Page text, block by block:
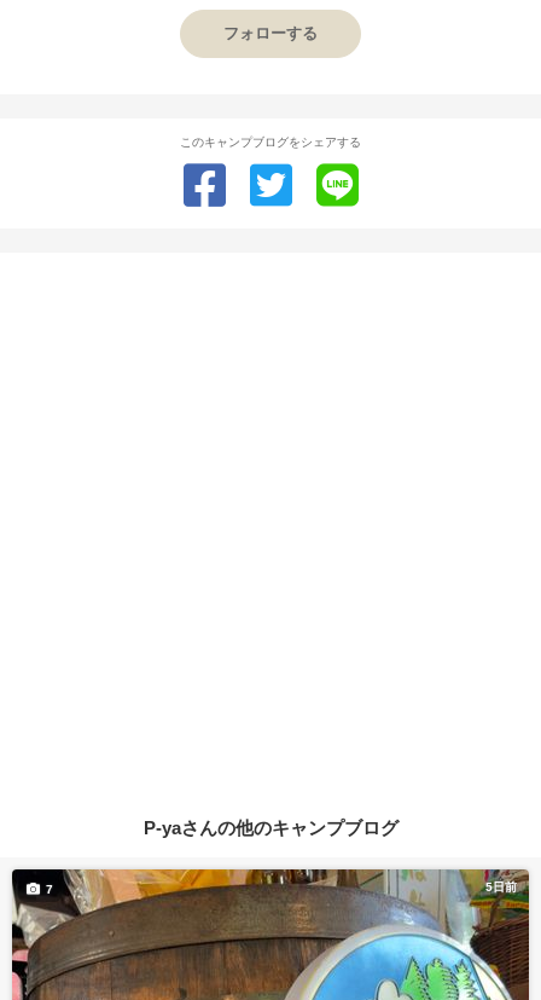
フォローする
このキャンプブログをシェアする
P-yaさんの他のキャンプブログ
5日前
7